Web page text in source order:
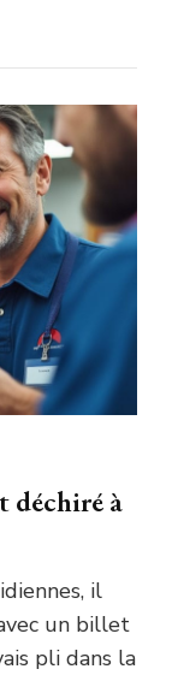
déchiré à
il
un billet
pli dans la